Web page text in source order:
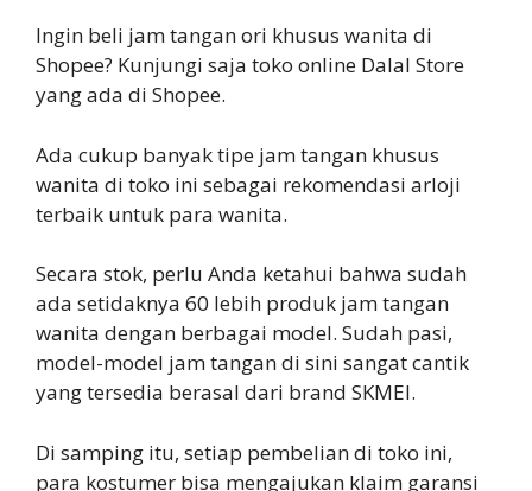
Ingin beli jam tangan ori khusus wanita di
Shopee? Kunjungi saja toko online Dalal Store
yang ada di Shopee.
Ada cukup banyak tipe jam tangan khusus
wanita di toko ini sebagai rekomendasi arloji
terbaik untuk para wanita.
Secara stok, perlu Anda ketahui bahwa sudah
ada setidaknya 60 lebih produk jam tangan
wanita dengan berbagai model. Sudah pasi,
model-model jam tangan di sini sangat cantik
yang tersedia berasal dari brand SKMEI.
Di samping itu, setiap pembelian di toko ini,
para kostumer bisa mengajukan klaim garansi